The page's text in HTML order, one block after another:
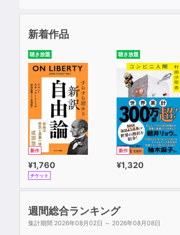
新着作品
聴き放題
新作
¥1,760
チケット
聴き放題
新作
¥1,320
週間総合ランキング
集計期間 2026年08月02日 ～ 2026年08月08日